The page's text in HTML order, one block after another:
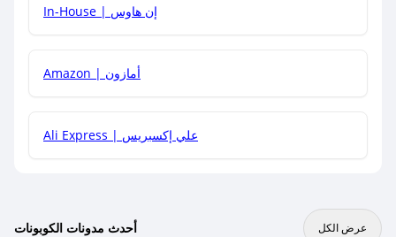
In-House | إن هاوس
Amazon | أمازون
Ali Express | علي إكسبريس
أحدث مدونات الكوبونات عرض الكل